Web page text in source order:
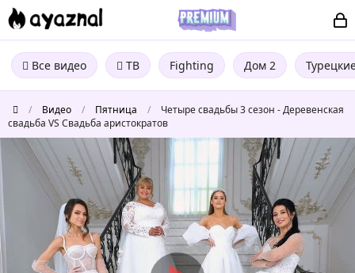
Все видео ТВ Fighting Дом 2
/ Видео / Пятница /
Четыре свадьбы 3 сезон - Деревенская
свадьба VS Свадьба аристократов
Четыре
свадьбы
3
сезон